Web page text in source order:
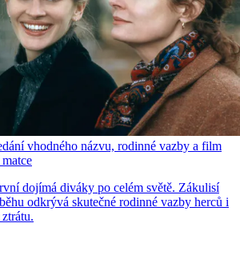
vhodného názvu, rodinné vazby a film
dojímá diváky po celém světě. Zákulisí
odkrývá skutečné rodinné vazby herců i